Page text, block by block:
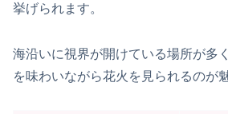
挙げられます。
海沿いに視界が開けている場所が多
を味わいながら花火を見られるのが